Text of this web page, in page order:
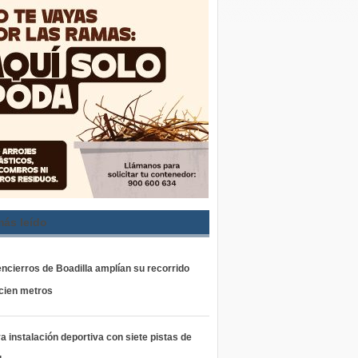
leído
de Boadilla amplían su recorrido
metros
instalación deportiva con siete pistas de